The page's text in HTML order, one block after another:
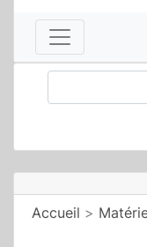
Accueil >